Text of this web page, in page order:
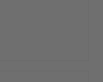
met
van een